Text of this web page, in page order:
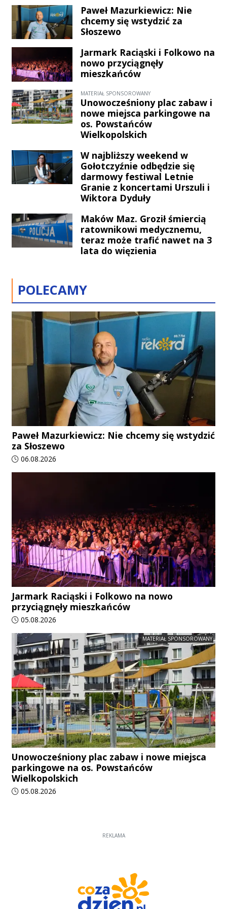
facebookowym profilu ks. Marka
Świgońskiego.
zginęła na miejscu po wejściu pod
pociąg relacji Łódź – Kołobrzeg.
Ruch na tej kluczowej magistrali
został całkowicie wstrzymany.
Skutki to gigantyczne opóźnienia
oraz liczne odwołane kursy, co
bezpośrednio dotyka mieszkańców
naszego regionu.
Paweł Mazurkiewicz: Nie
chcemy się wstydzić za
Słoszewo
Jarmark Raciąski i Folkowo na
nowo przyciągnęły
mieszkańców
MATERIAŁ SPONSOROWANY
Unowocześniony plac zabaw i
nowe miejsca parkingowe na
os. Powstańców
Wielkopolskich
W najbliższy weekend w
Gołotczyźnie odbędzie się
darmowy festiwal Letnie
Granie z koncertami Urszuli i
Wiktora Dyduły
Maków Maz. Groził śmiercią
ratownikowi medycznemu,
teraz może trafić nawet na 3
lata do więzienia
POLECAMY
Paweł Mazurkiewicz: Nie chcemy się wstydzić
za Słoszewo
Data dodania artykułu:
06.08.2026
Jarmark Raciąski i Folkowo na nowo
przyciągnęły mieszkańców
Data dodania artykułu:
05.08.2026
MATERIAŁ SPONSOROWANY
Unowocześniony plac zabaw i nowe miejsca
parkingowe na os. Powstańców
Wielkopolskich
Data dodania artykułu:
05.08.2026
REKLAMA